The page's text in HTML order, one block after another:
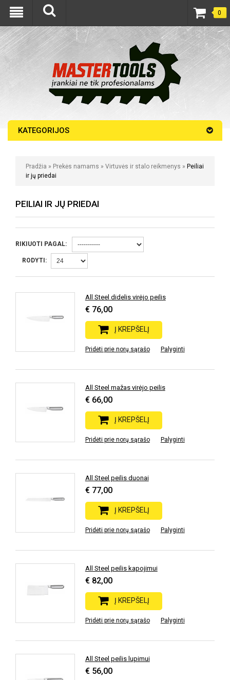
0
KATEGORIJOS
Pradžia » Prekės namams » Virtuvės ir stalo reikmenys » Peiliai
ir jų priedai
PEILIAI IR JŲ PRIEDAI
RIKIUOTI PAGAL:
RODYTI:
All Steel didelis virėjo peilis
€ 76,00
Į KREPŠELĮ
Pridėti prie norų sąrašo Palyginti
All Steel mažas virėjo peilis
€ 66,00
Į KREPŠELĮ
Pridėti prie norų sąrašo Palyginti
All Steel peilis duonai
€ 77,00
Į KREPŠELĮ
Pridėti prie norų sąrašo Palyginti
All Steel peilis kapojimui
€ 82,00
Į KREPŠELĮ
Pridėti prie norų sąrašo Palyginti
All Steel peilis lupimui
€ 56,00